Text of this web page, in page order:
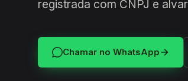
registrada com CNPJ e
Chamar no WhatsApp